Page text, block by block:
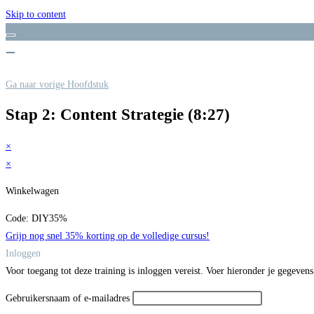
Skip to content
Ga naar vorige Hoofdstuk
Stap 2: Content Strategie (8:27)
×
×
Winkelwagen
Code: DIY35%
Grijp nog snel 35% korting op de volledige cursus!
Inloggen
Voor toegang tot deze training is inloggen vereist. Voer hieronder je
Gebruikersnaam of e-mailadres